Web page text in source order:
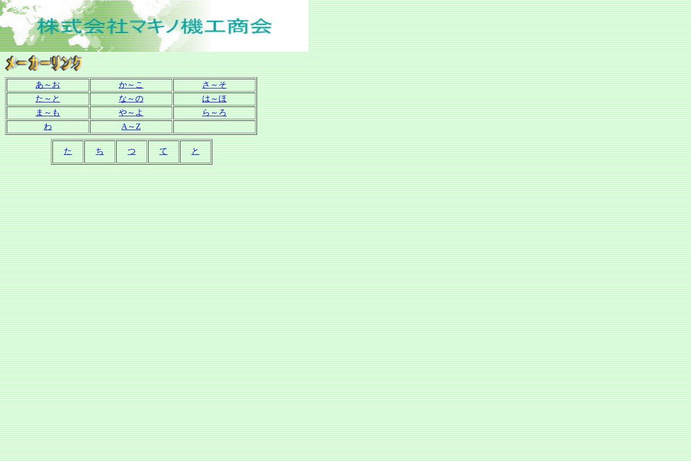
た ち つ て と
あ～お か～こ
さ～そ
た～と
な～の
は～ほ
ま～も
や～よ
ら～ろ
わ
A～Z